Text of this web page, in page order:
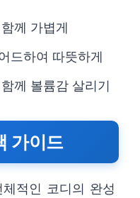
께 가볍게
드하여 따뜻하게
께 볼륨감 살리기
가이드
적인 코디의 완성